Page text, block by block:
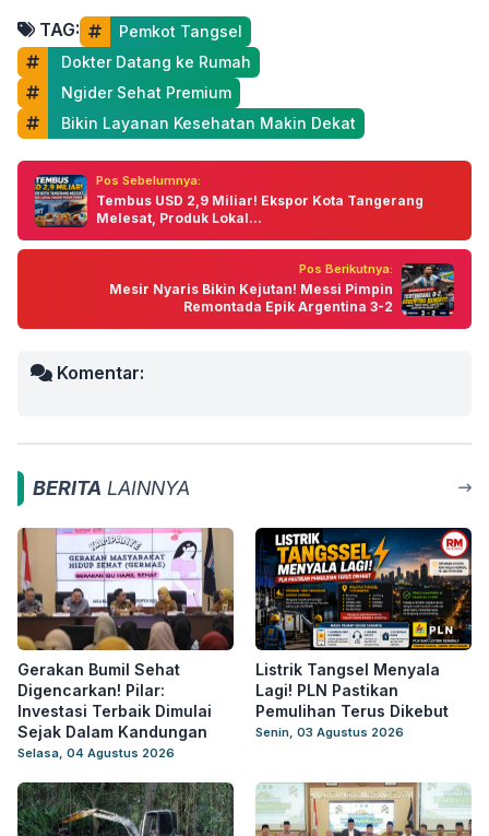
TAG:
Pemkot Tangsel
Dokter Datang ke Rumah
Ngider Sehat Premium
Bikin Layanan Kesehatan Makin Dekat
Pos Sebelumnya:
Tembus USD 2,9 Miliar! Ekspor Kota Tangerang
Melesat, Produk Lokal...
Pos Berikutnya:
Mesir Nyaris Bikin Kejutan! Messi Pimpin
Remontada Epik Argentina 3-2
Komentar:
BERITA LAINNYA
Gerakan Bumil Sehat
Digencarkan! Pilar:
Investasi Terbaik Dimulai
Sejak Dalam Kandungan
Selasa, 04 Agustus 2026
Listrik Tangsel Menyala
Lagi! PLN Pastikan
Pemulihan Terus Dikebut
Senin, 03 Agustus 2026